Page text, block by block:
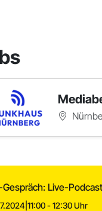
Live-
|11:00 - 12:30 Uhr